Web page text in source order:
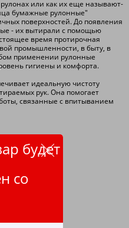
будет
со
или как их еще называют-
бумажные рулонные"
поверхностей. До появления
- их вытирали с помощью
время протирочная
промышленности, в быту, в
применении рулонные
гигиены и комфорта.
идеальную чистоту
рук. Она помогает
связанные с впитыванием
и масла;
средств;